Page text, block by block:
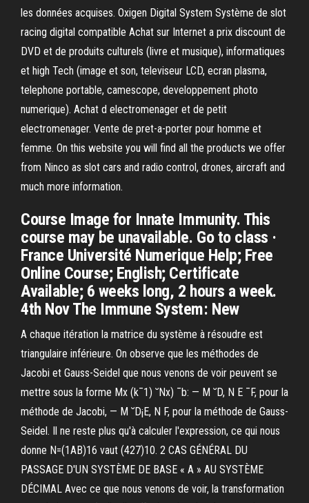
les données acquises. Oxigen Digital System Système de slot
racing digital compatible Achat sur Internet a prix discount de
DVD et de produits culturels (livre et musique), informatiques
et high Tech (image et son, televiseur LCD, ecran plasma,
telephone portable, camescope, developpement photo
numerique). Achat d electromenager et de petit
electromenager. Vente de pret-a-porter pour homme et
femme. On this website you will find all the products we offer
from Ninco as slot cars and radio control, drones, aircraft and
much more information.
Course Image for Innate Immunity. This
course may be unavailable. Go to class ·
France Université Numerique Help; Free
Online Course; English; Certificate
Available; 6 weeks long, 2 hours a week.
4th Nov The Immune System: New
A chaque itération la matrice du système à résoudre est
triangulaire inférieure. On observe que les méthodes de
Jacobi et Gauss-Seidel que nous venons de voir peuvent se
mettre sous la forme Mx (k¯1) ˘Nx) ¯b: — M ˘D, N E ¯F, pour la
méthode de Jacobi, — M ˘D¡E, N F, pour la méthode de Gauss-
Seidel. Il ne reste plus qu'à calculer l'expression, ce qui nous
donne N=(1AB)16 vaut (427)10. 2 CAS GÉNÉRAL DU
PASSAGE D'UN SYSTÈME DE BASE « A » AU SYSTÈME
DÉCIMAL Avec ce que nous venons de voir, la transformation